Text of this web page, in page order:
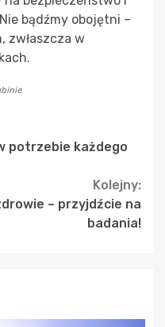
bądźmy obojętni –
zwłaszcza w
potrzebie każdego
Kolejny:
– przyjdźcie na
badania!